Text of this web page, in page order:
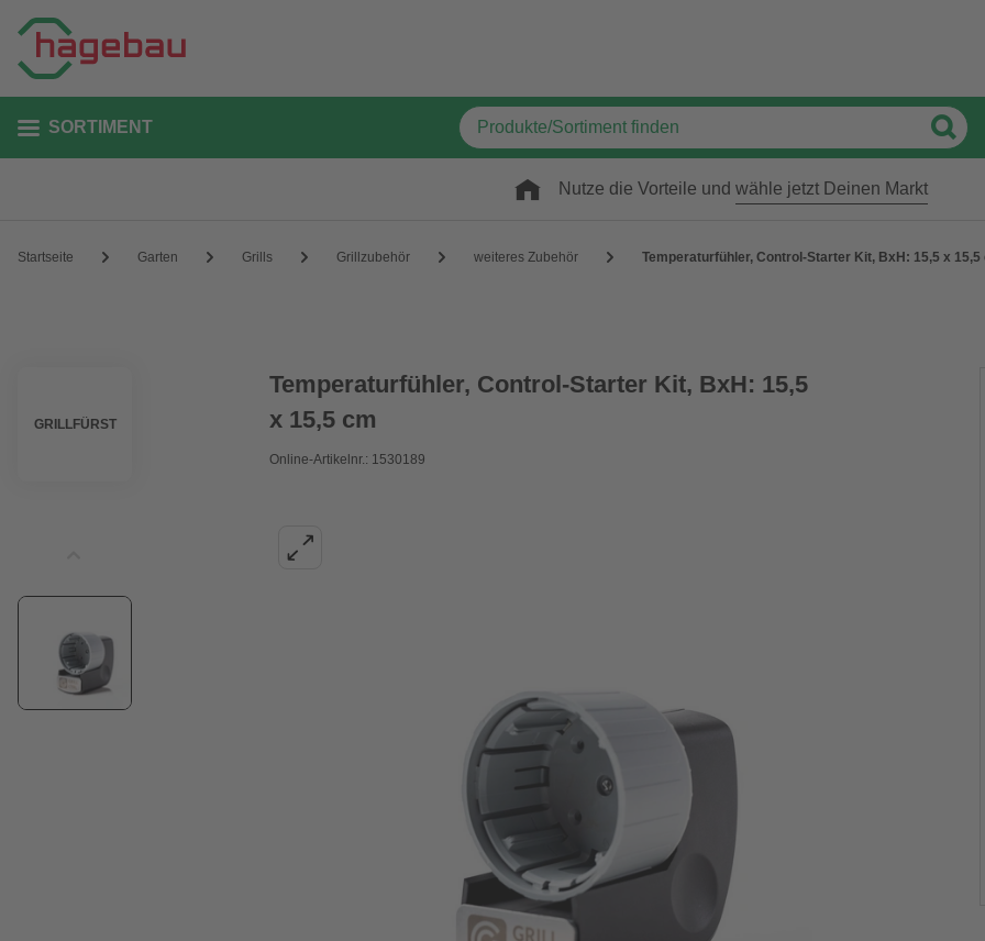
SORTIMENT
Nutze die Vorteile und wähle jetzt Deinen Markt
Startseite Garten Grills Grillzubehör weiteres Zubehör Temperaturfühler, Control-Starter Kit, BxH: 15,5 x 15,5
GRILLFÜRST
Temperaturfühler, Control-Starter Kit, BxH: 15,5
x 15,5 cm
Online-Artikelnr.: 1530189